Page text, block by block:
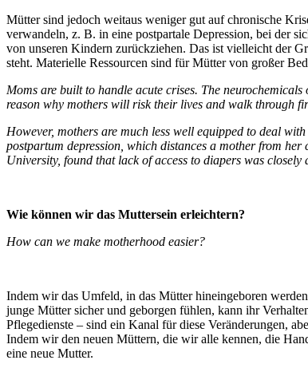
Mütter sind jedoch weitaus weniger gut auf chronische
verwandeln, z. B. in eine postpartale Depression, bei der
von unseren Kindern zurückziehen. Das ist vielleicht der
steht. Materielle Ressourcen sind für Mütter von großer
Moms are built to handle acute crises. The
reason why mothers will risk their lives and walk through
However, mothers are much less well equipped to deal
postpartum depression, which distances a mother from
University, found that lack of access to diapers was
Wie können wir das Muttersein erleichtern?
How can we make motherhood easier?
Indem wir das Umfeld, in das Mütter hineingeboren
junge Mütter sicher und geborgen fühlen, kann ihr
Pflegedienste – sind ein Kanal für diese Veränderungen,
Indem wir den neuen Müttern, die wir alle kennen, die
eine neue Mutter.